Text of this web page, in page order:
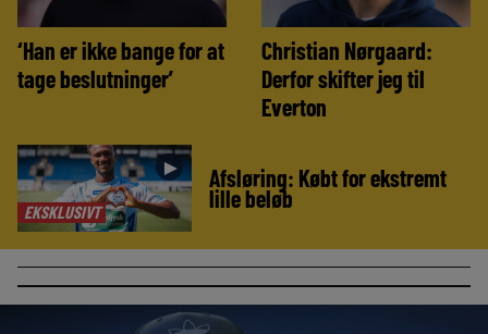
‘Han er ikke bange for at
tage beslutninger’
Christian Nørgaard:
Derfor skifter jeg til
Everton
EKSKLUSIVT
► Afsløring: Købt for ekstremt
lille beløb